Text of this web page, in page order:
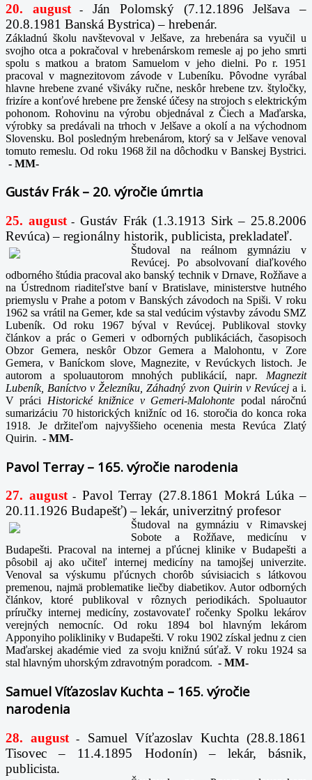
20. august-
Ján Polomský (7.12.1896 Jelšava –
20.8.1981 Banská Bystrica) – hrebenár.
Základnú školu navštevoval v Jelšave, za hrebenára sa vyučil u
svojho otca a pokračoval v hrebenárskom remesle aj po jeho smrti
spolu s matkou a bratom Samuelom v jeho dielni. Po r. 1951
pracoval v magnezitovom závode v Lubeníku. Pôvodne vyrábal
hlavne hrebene zvané všiváky ručne, neskôr hrebene tzv. štyločky,
frizíre a konťové hrebene pre ženské účesy na strojoch s elektrickým
pohonom. Rohovinu na výrobu objednával z Čiech a Maďarska,
výrobky sa predávali na trhoch v Jelšave a okolí a na východnom
Slovensku. Bol posledným hrebenárom, ktorý sa v Jelšave venoval
tomuto remeslu. Od roku 1968 žil na dôchodku v Banskej Bystrici.
- MM-
Gustáv Frák – 20. výročie úmrtia
25. august- Gustáv Frák (1.3.1913 Sirk – 25.8.2006
Revúca) – regionálny historik, publicista, prekladateľ.
Študoval na reálnom gymnáziu v
Revúcej. Po absolvovaní diaľkového
odborného štúdia pracoval ako banský technik v Drnave, Rožňave a
na Ústrednom riaditeľstve baní v Bratislave, ministerstve hutného
priemyslu v Prahe a potom v Banských závodoch na Spiši. V roku
1962 sa vrátil na Gemer, kde sa stal vedúcim výstavby závodu SMZ
Lubeník. Od roku 1967 býval v Revúcej. Publikoval stovky
článkov a prác o Gemeri v odborných publikáciách, časopisoch
Obzor Gemera, neskôr Obzor Gemera a Malohontu, v Zore
Gemera, v Baníckom slove, Magnezite, v Revúckych listoch. Je
autorom a spoluautorom mnohých publikácií, napr. Magnezit
Lubeník, Baníctvo v Železníku, Záhadný zvon Quirin v Revúcej a i.
V práci Historické knižnice v Gemeri-Malohonte podal náročnú
sumarizáciu 70 historických knižníc od 16. storočia do konca roka
1918. Je držiteľom najvyššieho ocenenia mesta Revúca Zlatý
Quirin. - MM-
Pavol Terray – 165. výročie narodenia
27. august- Pavol Terray (27.8.1861 Mokrá Lúka –
20.11.1926 Budapešť) – lekár, univerzitný profesor
Študoval na gymnáziu v Rimavskej
Sobote a Rožňave, medicínu v
Budapešti. Pracoval na internej a pľúcnej klinike v Budapešti a
pôsobil aj ako učiteľ internej medicíny na tamojšej univerzite.
Venoval sa výskumu pľúcnych chorôb súvisiacich s látkovou
premenou, najmä problematike liečby diabetikov. Autor odborných
článkov, ktoré publikoval v rôznych periodikách. Spoluautor
príručky internej medicíny, zostavovateľ ročenky Spolku lekárov
verejných nemocníc. Od roku 1894 bol hlavným lekárom
Apponyiho polikliniky v Budapešti. V roku 1902 získal jednu z cien
Maďarskej akadémie vied za svoju knižnú súťaž. V roku 1924 sa
stal hlavným uhorským zdravotným poradcom. - MM-
Samuel Víťazoslav Kuchta – 165. výročie
narodenia
28. august -
Samuel Víťazoslav Kuchta (28.8.1861
Tisovec – 11.4.1895 Hodonín) – lekár, básnik,
publicista.